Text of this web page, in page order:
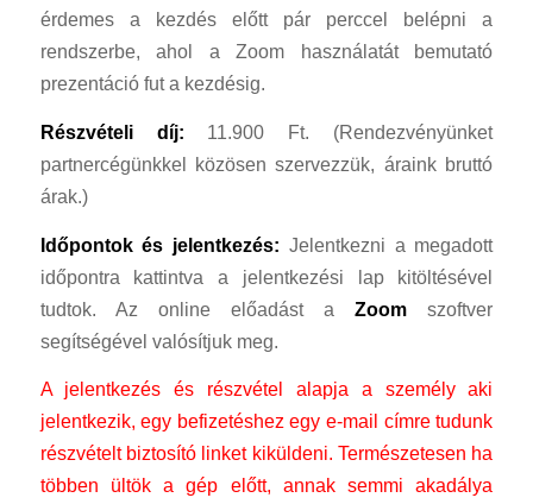
érdemes a kezdés előtt pár perccel belépni a
rendszerbe, ahol a Zoom használatát bemutató
prezentáció fut a kezdésig.
Részvételi díj: 11.900 Ft. (Rendezvényünket
partnercégünkkel közösen szervezzük, áraink bruttó
árak.)
Időpontok és jelentkezés: Jelentkezni a megadott
időpontra kattintva a jelentkezési lap kitöltésével
tudtok. Az online előadást aZoom szoftver
segítségével valósítjuk meg.
A jelentkezés és részvétel alapja a személy aki
jelentkezik, egy befizetéshez egy e-mail címre tudunk
részvételt biztosító linket kiküldeni. Természetesen ha
többen ültök a gép előtt, annak semmi akadálya